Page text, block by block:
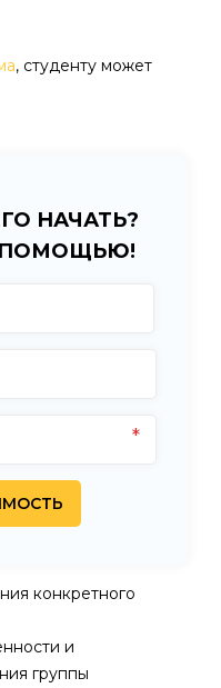
, студенту может
НАЧАТЬ?
ПОМОЩЬЮ!
конкретного
и
группы